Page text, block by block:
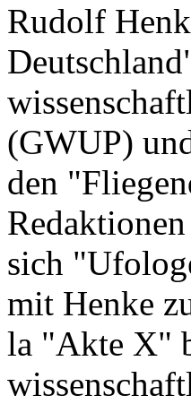
Rudolf
(GWUP)
den
sich
mit Henke
la "Akte X"